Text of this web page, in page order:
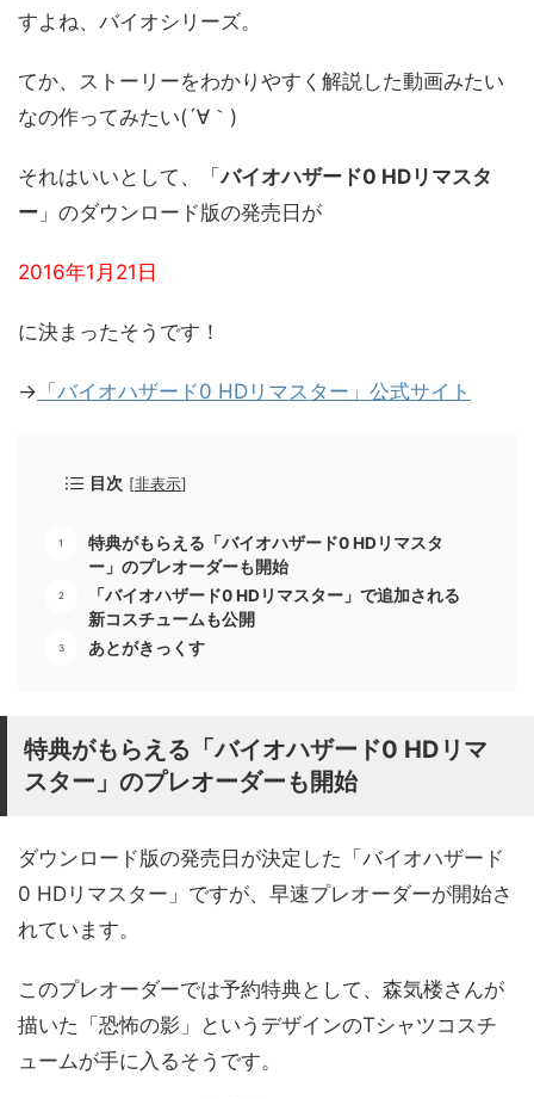
すよね、バイオシリーズ。
てか、ストーリーをわかりやすく解説した動画みたい
なの作ってみたい(´∀｀)
それはいいとして、「バイオハザード0 HDリマスタ
ー 」のダウンロード版の発売日が
2016年1月21日
に決まったそうです！
→ 「バイオハザード0 HDリマスター」公式サイト
目次 [非表示]
特典がもらえる「バイオハザード0 HDリマスタ
ー」のプレオーダーも開始
「バイオハザード0 HDリマスター」で追加される
新コスチュームも公開
あとがきっくす
特典がもらえる「バイオハザード0 HDリマ
スター」のプレオーダーも開始
ダウンロード版の発売日が決定した「バイオハザード
0 HDリマスター」ですが、早速プレオーダーが開始さ
れています。
このプレオーダーでは予約特典として、森気楼さんが
描いた「恐怖の影」というデザインのTシャツコスチ
ュームが手に入るそうです。